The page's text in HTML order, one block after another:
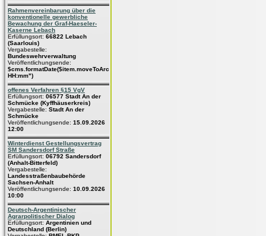
Rahmenvereinbarung über die
konventionelle gewerbliche
Bewachung der Graf-Haeseler-
Kaserne Lebach
Erfüllungsort: 66822 Lebach
(Saarlouis)
Vergabestelle:
Bundeswehrverwaltung
Veröffentlichungsende:
$cms.formatDate($item.moveToArchive,"dd.MM.yyyy
HH:mm")
offenes Verfahren §15 VgV
Erfüllungsort: 06577 Stadt An der
Schmücke (Kyffhäuserkreis)
Vergabestelle: Stadt An der
Schmücke
Veröffentlichungsende: 15.09.2026
12:00
Winterdienst Gestellungsvertrag
SM Sandersdorf Straße
Erfüllungsort: 06792 Sandersdorf
(Anhalt-Bitterfeld)
Vergabestelle:
Landesstraßenbaubehörde
Sachsen-Anhalt
Veröffentlichungsende: 10.09.2026
10:00
Deutsch-Argentinischer
Agrarpolitischer Dialog
Erfüllungsort: Argentinien und
Deutschland (Berlin)